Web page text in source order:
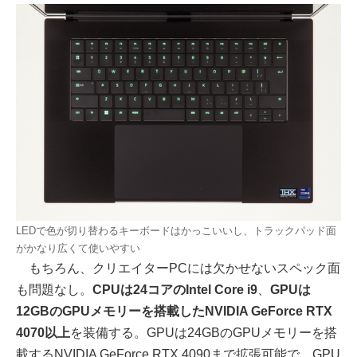
LEDで色が切り替わるキーボードはかっこいいし、トラックパッド面
がかなり広くて使いやすい
もちろん、クリエイターPCには欠かせないスペック面
も問題なし。 CPUは24コアのIntel Core i9
GPUは
12GBのGPUメモリーを搭載したNVIDIA GeForce RTX
4070以上を装備する。GPUは24GBのGPUメモリーを搭
載するNVIDIA GeForce RTX 4090まで拡張可能で、GPU